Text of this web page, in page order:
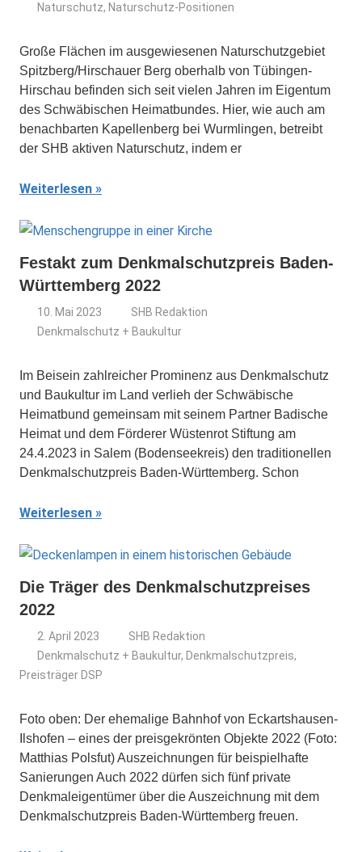
Naturschutz, Naturschutz-Positionen
Große Flächen im ausgewiesenen Naturschutzgebiet
Spitzberg/Hirschauer Berg oberhalb von Tübingen-
Hirschau befinden sich seit vielen Jahren im Eigentum
des Schwäbischen Heimatbundes. Hier, wie auch am
benachbarten Kapellenberg bei Wurmlingen, betreibt
der SHB aktiven Naturschutz, indem er
Weiterlesen
Festakt zum Denkmalschutzpreis Baden-
Württemberg 2022
10. Mai 2023
SHB Redaktion
Denkmalschutz + Baukultur
Im Beisein zahlreicher Prominenz aus Denkmalschutz
und Baukultur im Land verlieh der Schwäbische
Heimatbund gemeinsam mit seinem Partner Badische
Heimat und dem Förderer Wüstenrot Stiftung am
24.4.2023 in Salem (Bodenseekreis) den traditionellen
Denkmalschutzpreis Baden-Württemberg. Schon
Weiterlesen
Die Träger des Denkmalschutzpreises
2022
2. April 2023
SHB Redaktion
Denkmalschutz + Baukultur, Denkmalschutzpreis,
Preisträger DSP
Foto oben: Der ehemalige Bahnhof von Eckartshausen-
Ilshofen – eines der preisgekrönten Objekte 2022 (Foto:
Matthias Polsfut) Auszeichnungen für beispielhafte
Sanierungen Auch 2022 dürfen sich fünf private
Denkmaleigentümer über die Auszeichnung mit dem
Denkmalschutzpreis Baden-Württemberg freuen.